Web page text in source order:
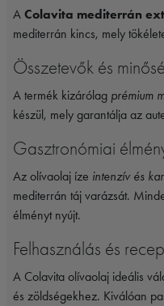
A Colavita mediterrán
mediterrán kincs, mely
Összetevők és
A termék kizárólag prémium
készül, mely garantálja az
Gasztronómiai
Az olívaolaj íze intenzív és
mediterrán táj varázsát.
élményt nyújt.
Felhasználás és
A Colavita olívaolaj ideális
és zöldségekhez. Kiválóan